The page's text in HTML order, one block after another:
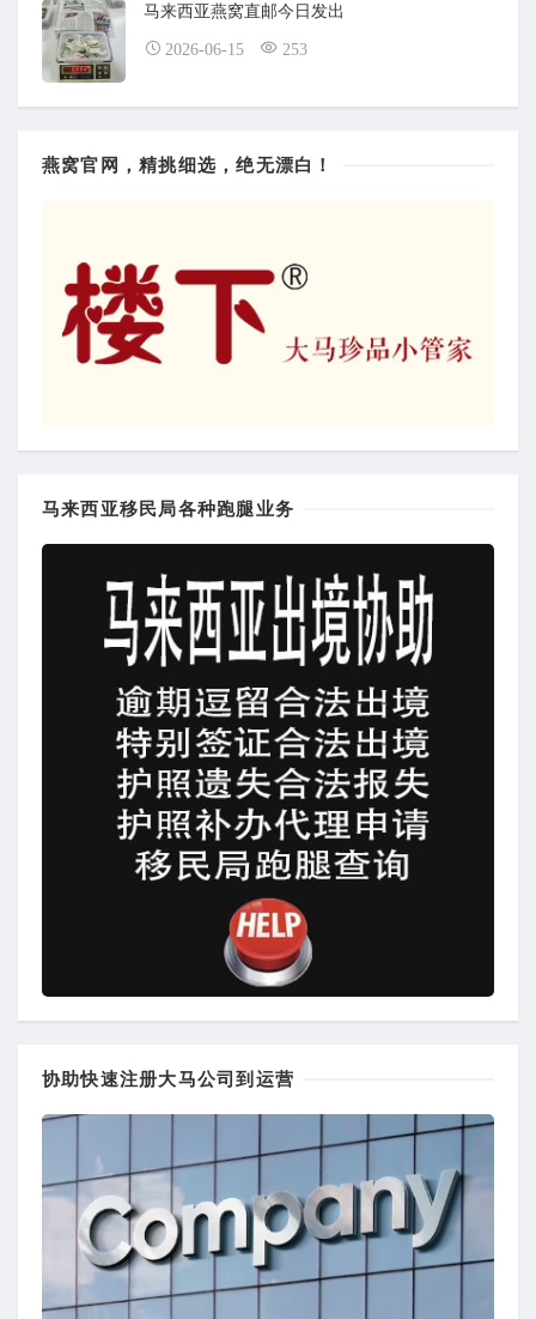
马来西亚燕窝直邮今日发出
2026-06-15 253
燕窝官网，精挑细选，绝无漂白！
马来西亚移民局各种跑腿业务
协助快速注册大马公司到运营